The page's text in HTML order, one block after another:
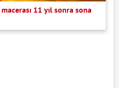
11 yıl sonra sona